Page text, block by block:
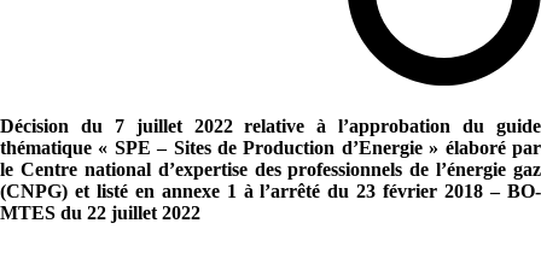
Décision du 7 juillet 2022 relative à l’approbation du guide
thématique « SPE – Sites de Production d’Energie » élaboré par
le Centre national d’expertise des professionnels de l’énergie gaz
(CNPG) et listé en annexe 1 à l’arrêté du 23 février 2018 – BO-
MTES du 22 juillet 2022